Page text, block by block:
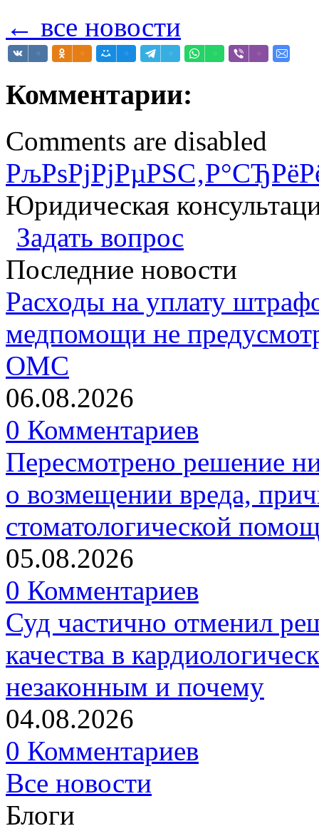
← все новости
Комментарии:
Comments are disabled
Юридическая
Задать вопрос
Последние новости
Расходы на уплату
медпомощи не
ОМС
06.08.2026
0 Комментариев
Пересмотрено решение
о возмещении вреда,
стоматологической
05.08.2026
0 Комментариев
Суд частично отменил
качества в
незаконным и почему
04.08.2026
0 Комментариев
Все новости
Блоги